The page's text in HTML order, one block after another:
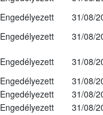
Engedélyezett
31/08/
Engedélyezett
31/08/
Engedélyezett
31/08/
Engedélyezett
31/08/
Engedélyezett
31/08/
Engedélyezett
31/08/